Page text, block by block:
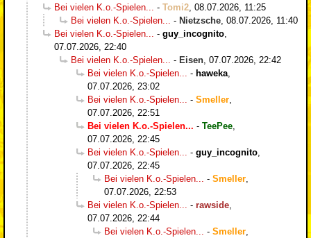
Bei vielen K.o.-Spielen...
- Tomi2 08.07.2026, 11:25
Bei vielen K.o.-Spielen...
- Nietzsche 08.07.2026, 11:40
Bei vielen K.o.-Spielen...
- guy_incognito
07.07.2026, 22:40
Bei vielen K.o.-Spielen...
- Eisen 07.07.2026, 22:42
Bei vielen K.o.-Spielen...
- haweka
07.07.2026, 23:02
Bei vielen K.o.-Spielen...
- Smeller
07.07.2026, 22:51
Bei vielen K.o.-Spielen... - TeePee
07.07.2026, 22:45
Bei vielen K.o.-Spielen...
- guy_incognito
07.07.2026, 22:45
Bei vielen K.o.-Spielen...
- Smeller
07.07.2026, 22:53
Bei vielen K.o.-Spielen...
- rawside
07.07.2026, 22:44
Bei vielen K.o.-Spielen...
- Smeller